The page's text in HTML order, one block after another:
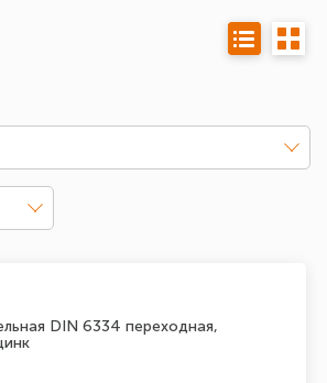
DIN 6334 переходная,